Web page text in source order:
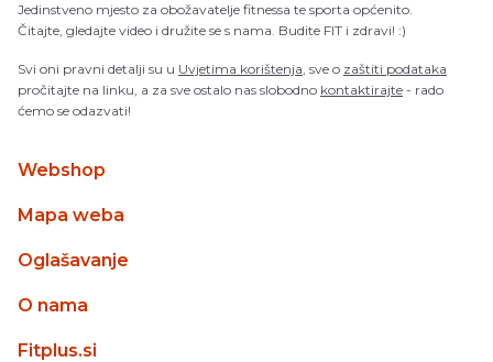
Jedinstveno mjesto za obožavatelje fitnessa te sporta općenito.
Čitajte, gledajte video i družite se s nama. Budite FIT i zdravi! :)
Svi oni pravni detalji su u Uvjetima korištenja, sve o zaštiti podataka
pročitajte na linku, a za sve ostalo nas slobodno kontaktirajte - rado
ćemo se odazvati!
Webshop
Mapa weba
Oglašavanje
O nama
Fitplus.si